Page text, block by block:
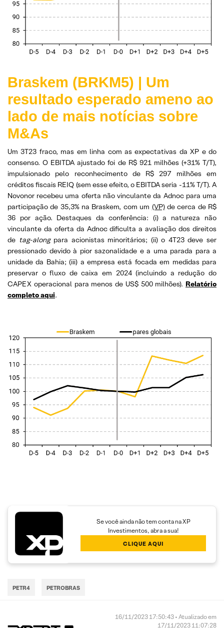
Braskem (BRKM5) | Um
resultado esperado ameno ao
lado de mais notícias sobre
M&As
Um 3T23 fraco, mas em linha com as expectativas da XP e do
consenso. O EBITDA ajustado foi de R$ 921 milhões (+31% T/T),
impulsionado pelo reconhecimento de R$ 297 milhões em
créditos fiscais REIQ (sem esse efeito, o EBITDA seria -11% T/T). A
Novonor recebeu uma oferta não vinculante da Adnoc para uma
participação de 35,3% na Braskem, com um (VP)de cerca de R$
36 por ação. Destaques da conferência: (i) a natureza não
vinculante da oferta da Adnoc dificulta a avaliação dos direitos
de tag-alongpara acionistas minoritários; (ii) o 4T23 deve ser
pressionado devido à pior sazonalidade e a uma parada para a
unidade da Bahia; (iii) a empresa está focada em medidas para
preservar o fluxo de caixa em 2024 (incluindo a redução do
CAPEX operacional para menos de US$ 500 milhões). Relatório
completo aqui.
Se você ainda não tem conta na XP
Investimentos, abra a sua!
CLIQUE AQUI
PETR4 PETROBRAS
16/11/2023 17:50:43 • Atualizado em
17/11/2023 11:07:28